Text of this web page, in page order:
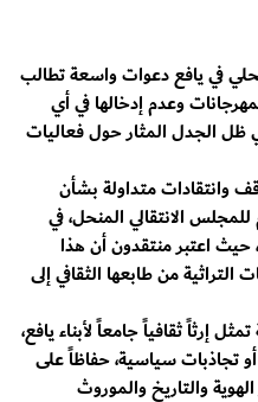
في يافع دعوات واسعة تطالب
وعدم إدخالها في أي
ظل الجدل المثار حول فعاليات
وانتقادات متداولة بشأن
الانتقالي المنحل، في
حيث اعتبر منتقدون أن هذا
من طابعها الثقافي إلى
إرثاً ثقافياً جامعاً لأبناء يافع،
سياسية، حفاظاً على
والتاريخ والموروث